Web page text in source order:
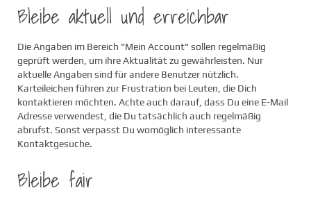
Bleibe aktuell und erreichbar
Die Angaben im Bereich "Mein Account" sollen regelmäßig
geprüft werden, um ihre Aktualität zu gewährleisten. Nur
aktuelle Angaben sind für andere Benutzer nützlich.
Karteileichen führen zur Frustration bei Leuten, die Dich
kontaktieren möchten. Achte auch darauf, dass Du eine E-Mail
Adresse verwendest, die Du tatsächlich auch regelmäßig
abrufst. Sonst verpasst Du womöglich interessante
Kontaktgesuche.
Bleibe fair